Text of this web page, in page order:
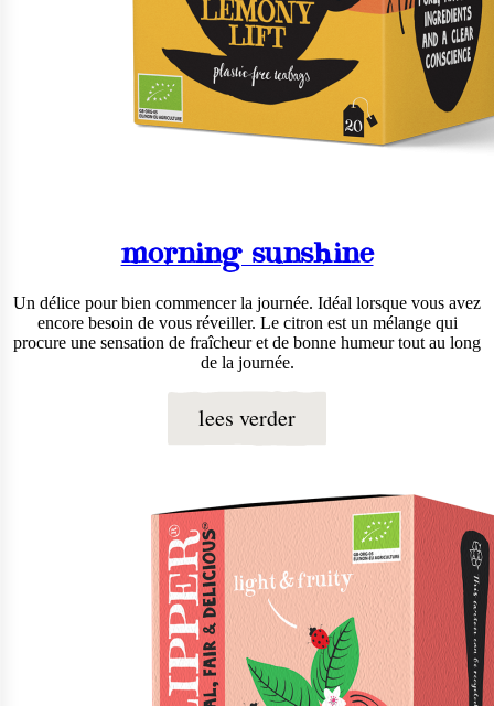
morning sunshine
Un délice pour bien commencer la journée. Idéal lorsque vous avez
encore besoin de vous réveiller. Le citron est un mélange qui
procure une sensation de fraîcheur et de bonne humeur tout au long
de la journée.
lees verder